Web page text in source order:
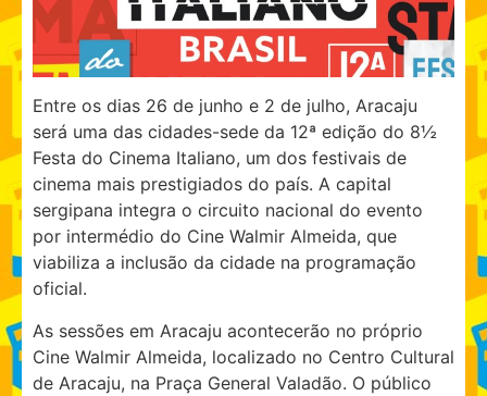
Entre os dias 26 de junho e 2 de julho, Aracaju
será uma das cidades-sede da 12ª edição do 8½
Festa do Cinema Italiano, um dos festivais de
cinema mais prestigiados do país. A capital
sergipana integra o circuito nacional do evento
por intermédio do Cine Walmir Almeida, que
viabiliza a inclusão da cidade na programação
oficial.
As sessões em Aracaju acontecerão no próprio
Cine Walmir Almeida, localizado no Centro Cultural
de Aracaju, na Praça General Valadão. O público